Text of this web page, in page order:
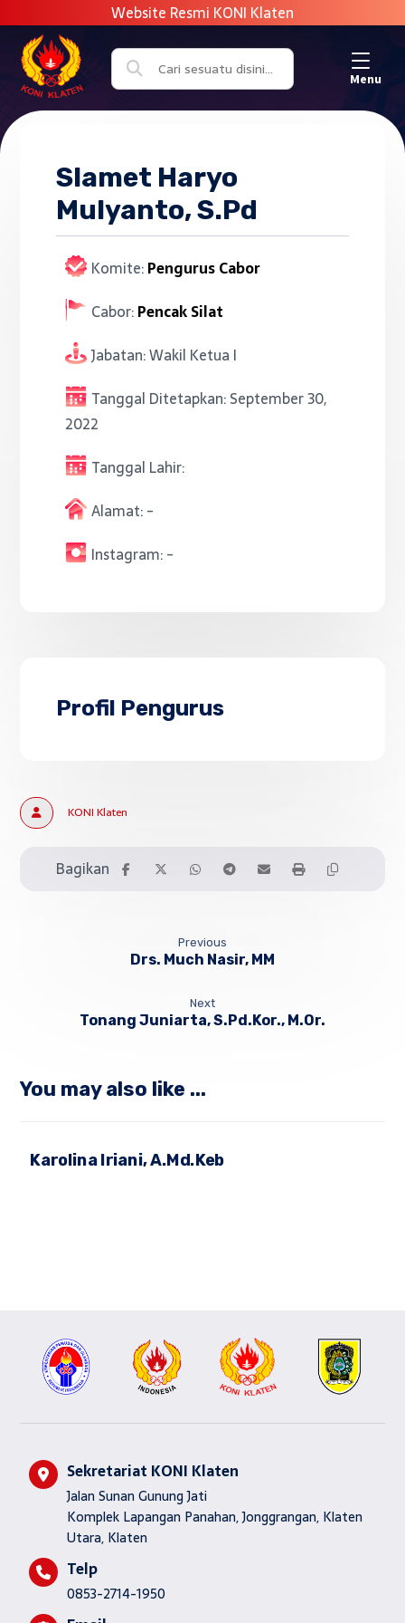
Menu
Slamet Haryo
Mulyanto, S.Pd
Komite:Pengurus Cabor
Cabor:Pencak Silat
Jabatan:Wakil Ketua I
Tanggal Ditetapkan:September 30,
2022
Tanggal Lahir:
Alamat:-
Instagram:-
Profil Pengurus
KONI Klaten
Previous
Drs. Much Nasir, MM
Next
Tonang Juniarta, S.Pd.Kor., M.Or.
You may also like ...
Karolina Iriani, A.Md.Keb
Sekretariat KONI Klaten
Jalan Sunan Gunung Jati
Komplek Lapangan Panahan, Jonggrangan, Klaten
Utara, Klaten
Telp
0853-2714-1950